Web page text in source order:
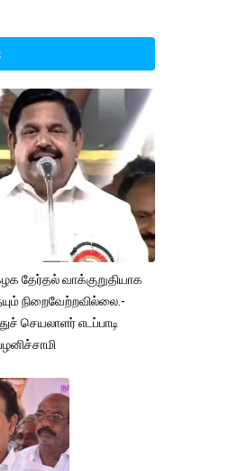
தேர்தல் வாக்குறுதியாக
நிறைவேற்றவில்லை.-
செயலாளர் எடப்பாடி